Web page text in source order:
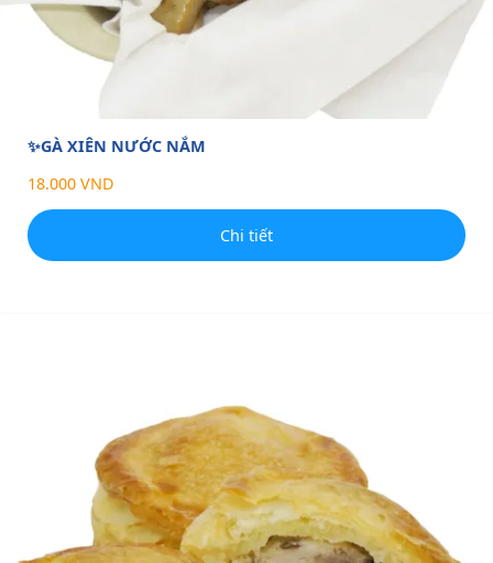
✨GÀ XIÊN NƯỚC NẮM
18.000 VND
Chi tiết